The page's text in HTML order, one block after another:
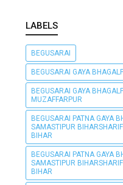
LABELS
BEGUSARAI
BEGUSARAI GAYA
BEGUSARAI GAYA
MUZAFFARPUR
BEGUSARAI PATNA GAYA
SAMASTIPUR
BIHAR
BEGUSARAI PATNA GAYA
SAMASTIPUR
BIHAR